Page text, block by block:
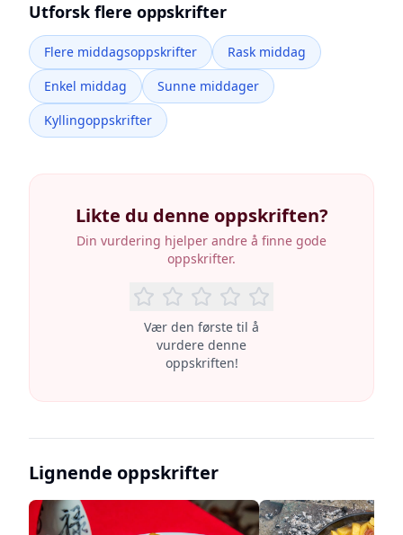
Utforsk flere oppskrifter
Flere middagsoppskrifter
Rask middag
Enkel middag
Sunne middager
Kyllingoppskrifter
Likte du denne oppskriften?
Din vurdering hjelper andre å finne gode
oppskrifter.
Vær den første til å
vurdere denne
oppskriften!
Lignende oppskrifter